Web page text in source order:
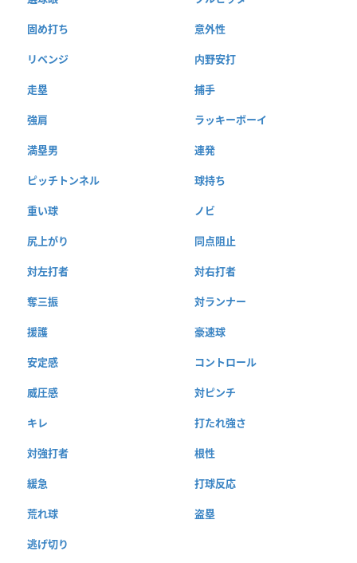
固め打ち 意外性
リベンジ 内野安打
走塁 捕手
強肩 ラッキーボーイ
満塁男 連発
ピッチトンネル 球持ち
重い球 ノビ
尻上がり 同点阻止
対左打者 対右打者
奪三振 対ランナー
援護 豪速球
安定感 コントロール
威圧感 対ピンチ
キレ 打たれ強さ
対強打者 根性
緩急 打球反応
荒れ球 盗塁
逃げ切り